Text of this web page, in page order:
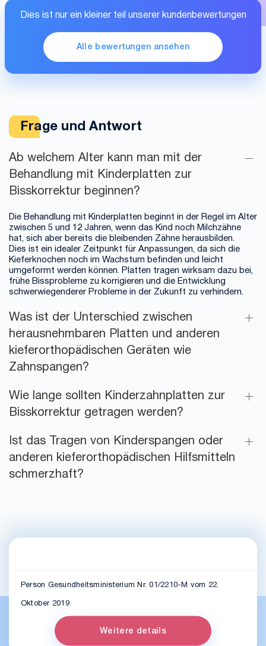
Dies ist nur ein kleiner teil unserer kundenbewertungen
Alle bewertungen ansehen
Frage und Antwort
Ab welchem ​​Alter kann man mit der
Behandlung mit Kinderplatten zur
Bisskorrektur beginnen?
Die Behandlung mit Kinderplatten beginnt in der Regel im Alter
zwischen 5 und 12 Jahren, wenn das Kind noch Milchzähne
hat, sich aber bereits die bleibenden Zähne herausbilden.
Dies ist ein idealer Zeitpunkt für Anpassungen, da sich die
Kieferknochen noch im Wachstum befinden und leicht
umgeformt werden können. Platten tragen wirksam dazu bei,
frühe Bissprobleme zu korrigieren und die Entwicklung
schwerwiegenderer Probleme in der Zukunft zu verhindern.
Was ist der Unterschied zwischen
herausnehmbaren Platten und anderen
kieferorthopädischen Geräten wie
Zahnspangen?
Wie lange sollten Kinderzahnplatten zur
Bisskorrektur getragen werden?
Ist das Tragen von Kinderspangen oder
anderen kieferorthopädischen Hilfsmitteln
schmerzhaft?
Person Gesundheitsministerium Nr. 01/2210-M vom 22.
Oktober 2019
Weitere details